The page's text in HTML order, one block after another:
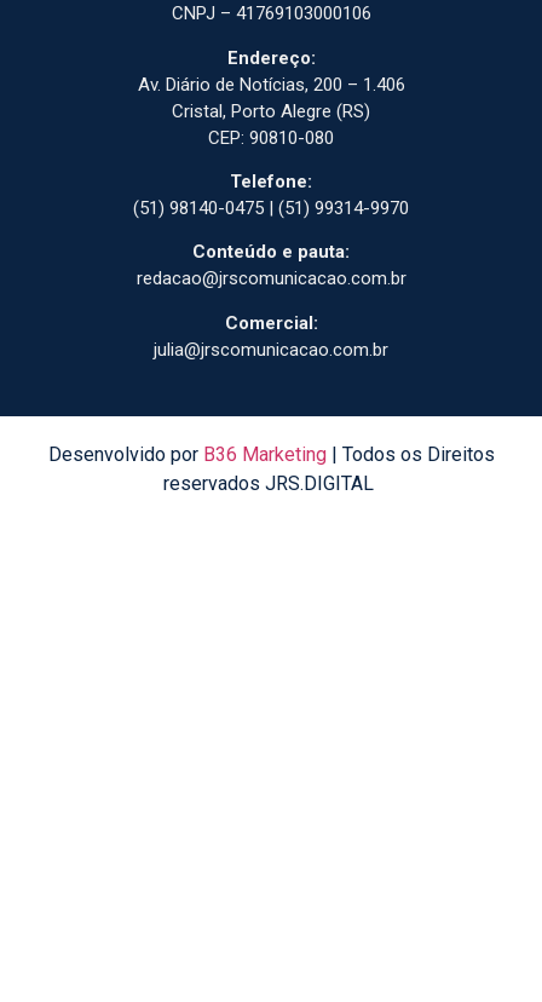
CNPJ – 41769103000106
Endereço:
Av. Diário de Notícias, 200 – 1.406
Cristal, Porto Alegre (RS)
CEP: 90810-080
Telefone:
(51) 98140-0475 | (51) 99314-9970
Conteúdo e pauta:
redacao@jrscomunicacao.com.br
Comercial:
julia@jrscomunicacao.com.br
Desenvolvido por B36 Marketing| Todos os Direitos
reservados JRS.DIGITAL